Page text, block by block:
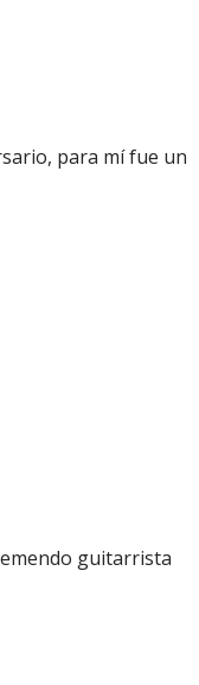
para mí fue un
guitarrista